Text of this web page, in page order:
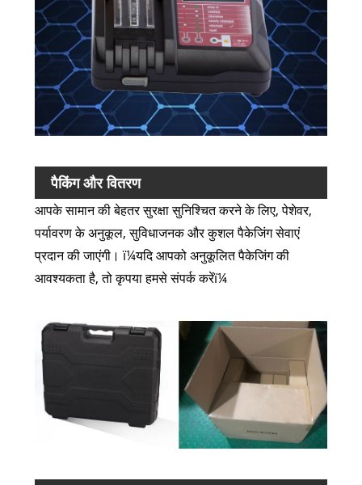
पैकिंग और वितरण
आपके सामान की बेहतर सुरक्षा सुनिश्चित करने के लिए, पेशेवर,
पर्यावरण के अनुकूल, सुविधाजनक और कुशल पैकेजिंग सेवाएं
प्रदान की जाएंगी। ï¼यदि आपको अनुकूलित पैकेजिंग की
आवश्यकता है, तो कृपया हमसे संपर्क करेंï¼